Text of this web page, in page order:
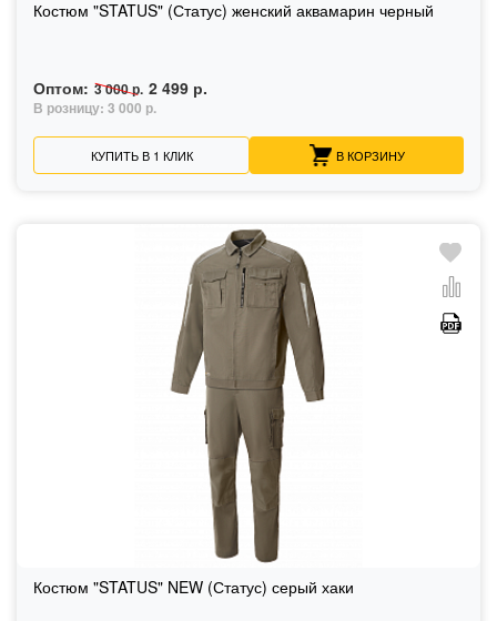
Костюм "STATUS" (Статус) женский аквамарин черный
Оптом: 3 000 р. 2 499 р.
В розницу: 3 000 р.
КУПИТЬ В 1 КЛИК В КОРЗИНУ
Костюм "STATUS" NEW (Статус) серый хаки